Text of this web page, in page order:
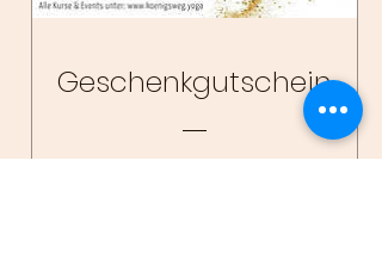
Geschenkgutschein